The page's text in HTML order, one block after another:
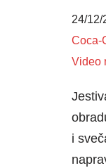
24/12/
Coca-
Video
i